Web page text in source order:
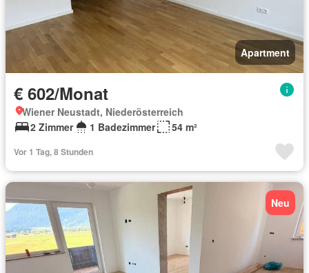
Apartment
€ 602/Monat
Wiener Neustadt, Niederösterreich
2 Zimmer
1 Badezimmer 54 m²
Vor 1 Tag, 8 Stunden
Neu